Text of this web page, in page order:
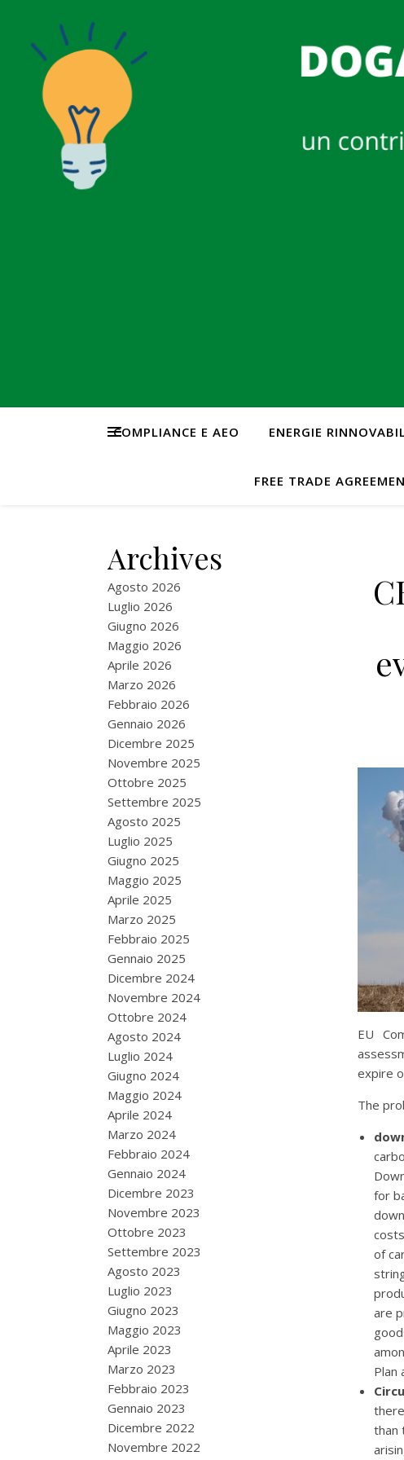
COMPLIANCE E AEO ENERGIE
FREE TRADE
Archives
Agosto 2026
Luglio 2026
Giugno 2026
Maggio 2026
Aprile 2026
Marzo 2026
Febbraio 2026
Gennaio 2026
Dicembre 2025
Novembre 2025
Ottobre 2025
Settembre 2025
Agosto 2025
Luglio 2025
Giugno 2025
Maggio 2025
Aprile 2025
Marzo 2025
Febbraio 2025
Gennaio 2025
Dicembre 2024
Novembre 2024
Ottobre 2024
Agosto 2024
Luglio 2024
Giugno 2024
Maggio 2024
Aprile 2024
Marzo 2024
Febbraio 2024
Gennaio 2024
Dicembre 2023
Novembre 2023
Ottobre 2023
Settembre 2023
Agosto 2023
Luglio 2023
Giugno 2023
Maggio 2023
Aprile 2023
Marzo 2023
Febbraio 2023
Gennaio 2023
Dicembre 2022
Novembre 2022
EU
expire
The
for
of
are
Plan
than